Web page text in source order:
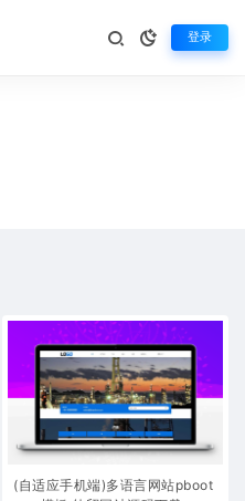
登录
(自适应手机端)多语言网站pboot